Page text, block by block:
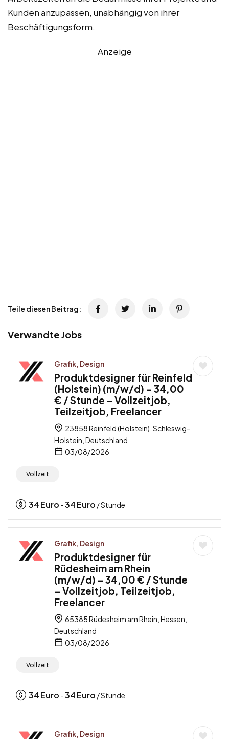
Kunden anzupassen, unabhängig von ihrer
Beschäftigungsform.
Anzeige
Teile diesen Beitrag:
Verwandte Jobs
Grafik, Design
Produktdesigner für Reinfeld
(Holstein) (m/w/d) – 34,00
€ / Stunde – Vollzeitjob,
Teilzeitjob, Freelancer
23858 Reinfeld (Holstein), Schleswig-
Holstein, Deutschland
03/08/2026
Vollzeit
34Euro -34Euro / Stunde
Grafik, Design
Produktdesigner für
Rüdesheim am Rhein
(m/w/d) – 34,00 € / Stunde
– Vollzeitjob, Teilzeitjob,
Freelancer
65385 Rüdesheim am Rhein, Hessen,
Deutschland
03/08/2026
Vollzeit
34Euro -34Euro / Stunde
Grafik, Design